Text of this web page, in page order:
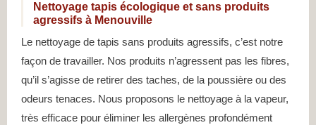
Nettoyage tapis écologique et sans produits
agressifs à Menouville
Le nettoyage de tapis sans produits agressifs, c’est notre
façon de travailler. Nos produits n’agressent pas les fibres,
qu’il s’agisse de retirer des taches, de la poussière ou des
odeurs tenaces. Nous proposons le nettoyage à la vapeur,
très efficace pour éliminer les allergènes profondément